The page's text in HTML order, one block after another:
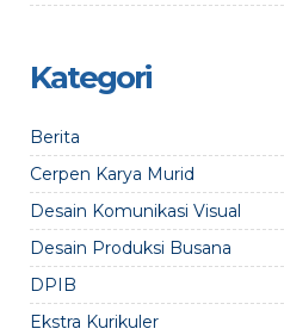
Kategori
Berita
Cerpen Karya Murid
Desain Komunikasi Visual
Desain Produksi Busana
DPIB
Ekstra Kurikuler